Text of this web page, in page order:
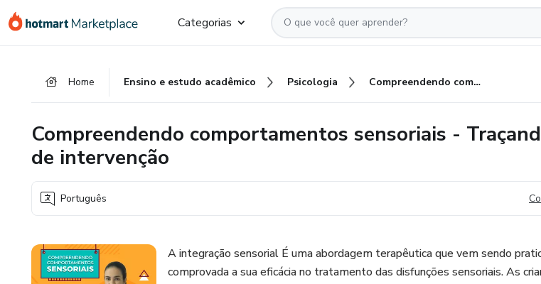
para
para
para
Categorias
Home Ensino e estudo acadêmico Psicologia Compreendendo comportamentos sensoriais - Traçando metas de intervenção
Compreendendo comportamentos sensoriais -
de intervenção
Português
A integração sensorial É uma abordagem terapêutica que vem sendo
comprovada a sua eficácia no tratamento das disfunções sensoriais. As